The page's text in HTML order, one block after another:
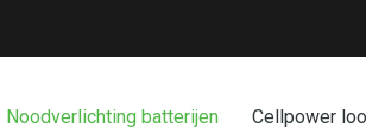
Noodverlichting batterijen Cellpower